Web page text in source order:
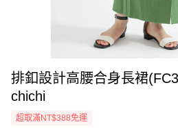
排釦設計高腰合身長裙
chichi
超取滿NT$388免運